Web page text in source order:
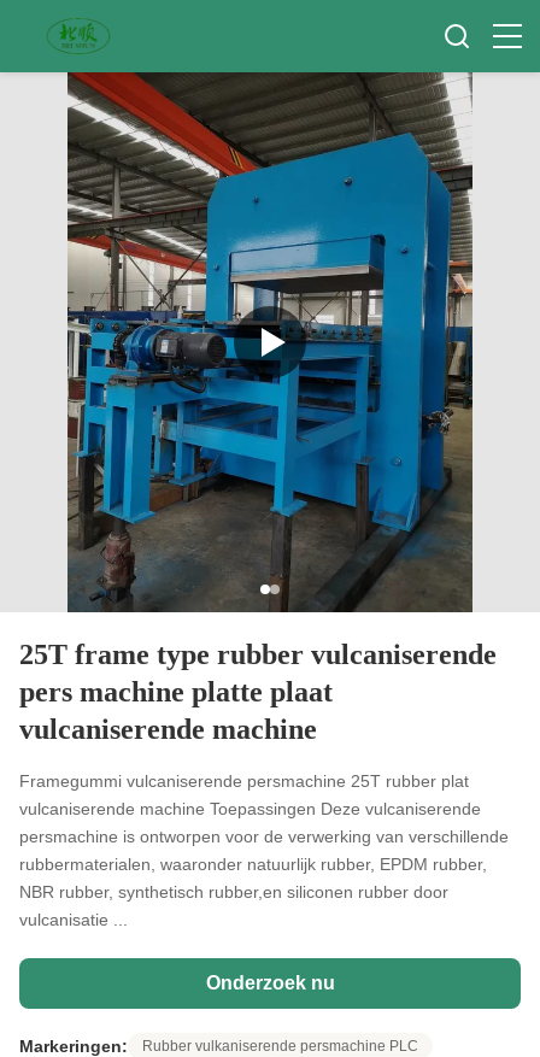
25T frame type rubber vulcaniserende
pers machine platte plaat
vulcaniserende machine
Framegummi vulcaniserende persmachine 25T rubber plat
vulcaniserende machine Toepassingen Deze vulcaniserende
persmachine is ontworpen voor de verwerking van verschillende
rubbermaterialen, waaronder natuurlijk rubber, EPDM rubber,
NBR rubber, synthetisch rubber,en siliconen rubber door
vulcanisatie ...
Onderzoek nu
Markeringen:
Rubber vulkaniserende persmachine PLC